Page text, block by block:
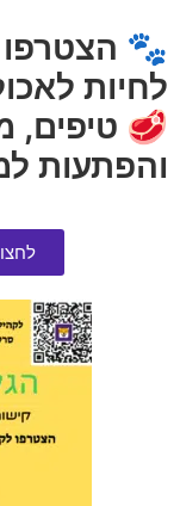
פיור ויטה לכלב נטול
🐾
לחיות
🥩 טיפים,
והפתעות